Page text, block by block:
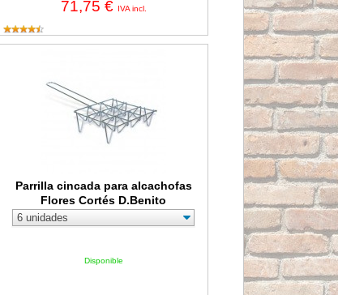
71,75 € IVA incl.
Parrilla cincada para alcachofas
Flores Cortés D.Benito
Disponible
Parrilla cincada para alcachofas Flores Cortés D.Benito